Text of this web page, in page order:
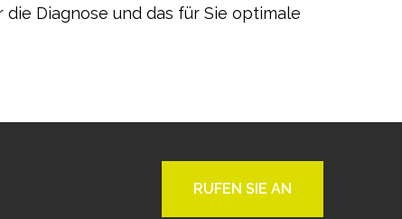
Diagnose und das für Sie optimale
RUFEN SIE AN